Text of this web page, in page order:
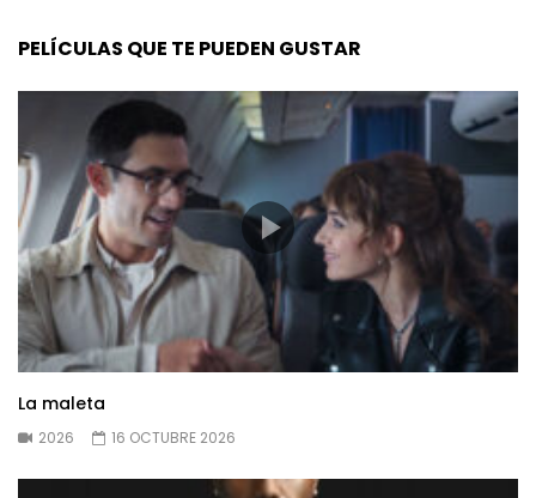
PELÍCULAS QUE TE PUEDEN GUSTAR
La maleta
2026 16 OCTUBRE 2026